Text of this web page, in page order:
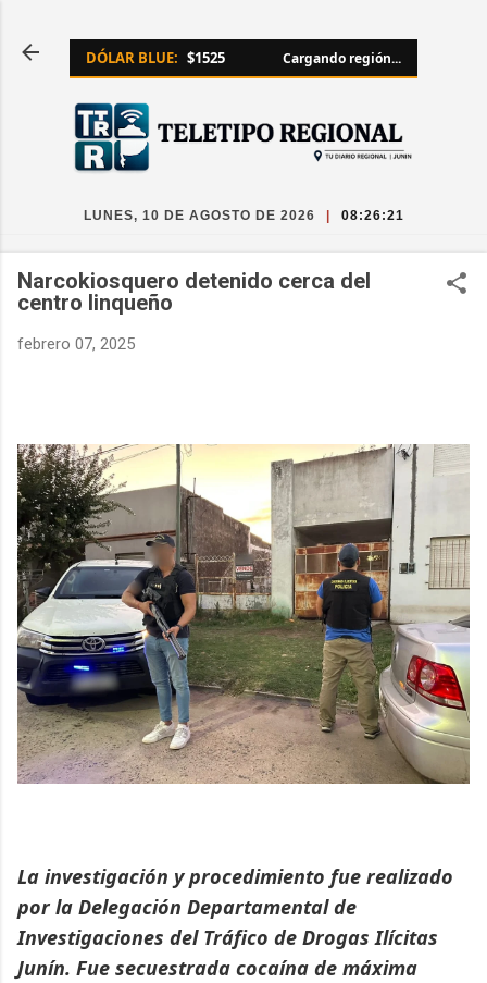
DÓLAR BLUE: $1525 Cargando región...
LUNES, 10 DE AGOSTO DE 2026 08:26:22
Narcokiosquero detenido cerca del
centro linqueño
febrero 07, 2025
La investigación y procedimiento fue realizado
por la Delegación Departamental de
Investigaciones del Tráfico de Drogas Ilícitas
Junín. Fue secuestrada cocaína de máxima